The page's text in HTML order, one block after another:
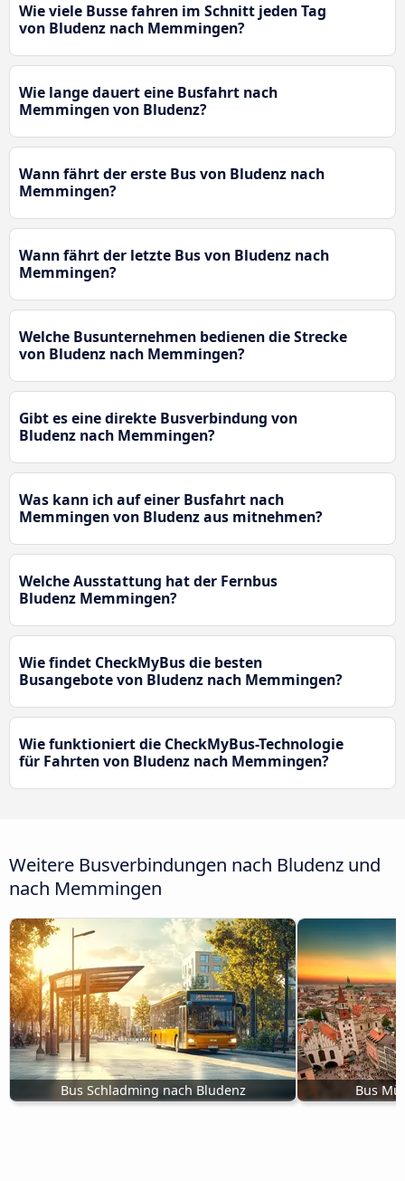
Wie viele Busse fahren im Schnitt jeden Tag
von Bludenz nach Memmingen?
Wie lange dauert eine Busfahrt nach
Memmingen von Bludenz?
Wann fährt der erste Bus von Bludenz nach
Memmingen?
Wann fährt der letzte Bus von Bludenz nach
Memmingen?
Welche Busunternehmen bedienen die Strecke
von Bludenz nach Memmingen?
Gibt es eine direkte Busverbindung von
Bludenz nach Memmingen?
Was kann ich auf einer Busfahrt nach
Memmingen von Bludenz aus mitnehmen?
Welche Ausstattung hat der Fernbus
Bludenz Memmingen?
Wie findet CheckMyBus die besten
Busangebote von Bludenz nach Memmingen?
Wie funktioniert die CheckMyBus-Technologie
für Fahrten von Bludenz nach Memmingen?
Weitere Busverbindungen nach Bludenz und
nach Memmingen
Bus Schladming nach Bludenz Bus